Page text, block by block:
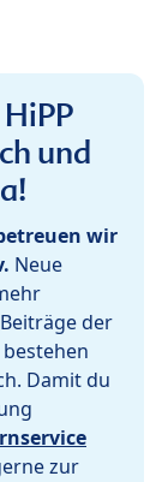
und
wir
Neue
der
Damit du
zur